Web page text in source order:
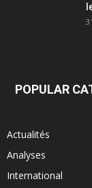
POPULAR
Actualités
Analyses
International